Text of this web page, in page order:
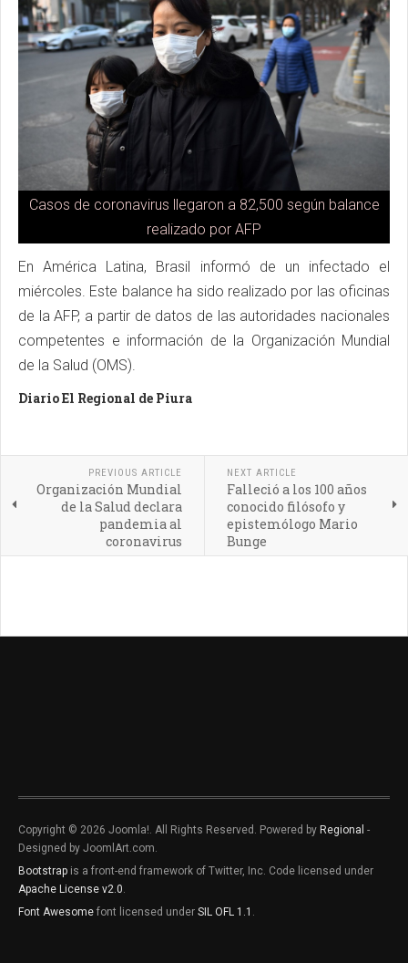
Casos de coronavirus llegaron a 82,500 según balance
realizado por AFP
En América Latina, Brasil informó de un infectado el
miércoles. Este balance ha sido realizado por las oficinas
de la AFP, a partir de datos de las autoridades nacionales
competentes e información de la Organización Mundial
de la Salud (OMS).
Diario El Regional de Piura
PREVIOUS ARTICLE
Organización Mundial
de la Salud declara
pandemia al
coronavirus
NEXT ARTICLE
Falleció a los 100 años
conocido filósofo y
epistemólogo Mario
Bunge
Copyright © 2026 Joomla!. All Rights Reserved. Powered by Regional -
Designed by JoomlArt.com.
Bootstrap is a front-end framework of Twitter, Inc. Code licensed under
Apache License v2.0.
Font Awesome font licensed under SIL OFL 1.1 .